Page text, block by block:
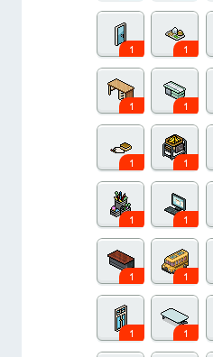
1 1
1 1
1 1
1 1
1 1
1 1